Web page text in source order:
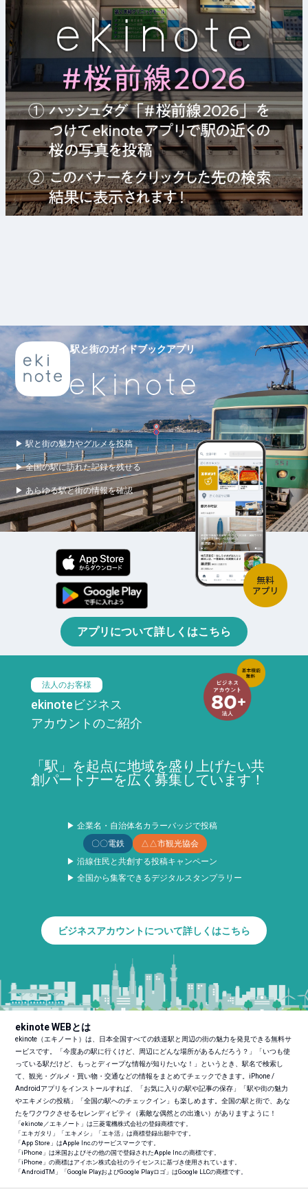
駅と街のガイドブックアプリ
▶ 駅と街の魅力やグルメを投稿
▶ 全国の駅に訪れた記録を残せる
▶ あらゆる駅と街の情報を確認
アプリについて詳しくはこちら
法人のお客様
ekinoteビジネス
アカウントのご紹介
「駅」を起点に地域を盛り上げたい共
創パートナーを広く募集しています！
▶ 企業名・自治体名カラーバッジで投稿
〇〇電鉄
△△市観光協会
▶ 沿線住民と共創する投稿キャンペーン
▶ 全国から集客できるデジタルスタンプラリー
ビジネスアカウントについて詳しくはこちら
ekinote WEBとは
ekinote（エキノート）は、日本全国すべての鉄道駅と周辺の街の魅力を発見できる無料サ
ービスです。「今度あの駅に行くけど、周辺にどんな場所があるんだろう？」「いつも使
っている駅だけど、もっとディープな情報が知りたいな！」というとき、駅名で検索し
て、観光・グルメ・買い物・交通などの情報をまとめてチェックできます。iPhone /
Androidアプリをインストールすれば、「お気に入りの駅や記事の保存」「駅や街の魅力
やエキメシの投稿」「全国の駅へのチェックイン」も楽しめます。全国の駅と街で、あな
たをワクワクさせるセレンディピティ（素敵な偶然との出逢い）がありますように！
「ekinote／エキノート」は三菱電機株式会社の登録商標です。
「エキガタリ」「エキメシ」「エキ活」は商標登録出願中です。
「App Store」はApple Inc.のサービスマークです。
「iPhone」は米国およびその他の国で登録されたApple Inc.の商標です。
「iPhone」の商標はアイホン株式会社のライセンスに基づき使用されています。
「AndroidTM 」「Google PlayおよびGoogle Playロゴ」はGoogle LLCの商標です。